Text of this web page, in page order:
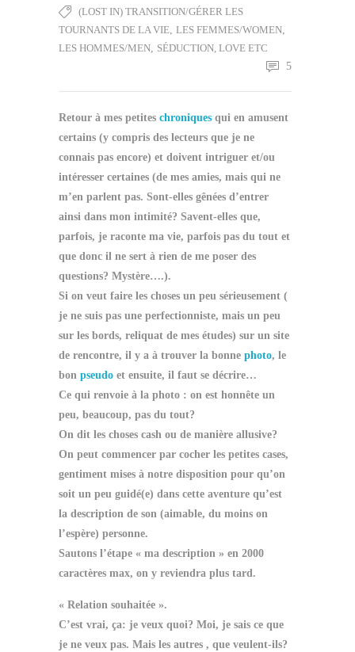
(LOST IN) TRANSITION/GÉRER LES
TOURNANTS DE LA VIE LES FEMMES/WOMEN
LES HOMMES/MEN SÉDUCTION, LOVE ETC
5
Retour à mes petites chroniques qui en amusent
certains (y compris des lecteurs que je ne
connais pas encore) et doivent intriguer et/ou
intéresser certaines (de mes amies, mais qui ne
m’en parlent pas. Sont-elles gênées d’entrer
ainsi dans mon intimité? Savent-elles que,
parfois, je raconte ma vie, parfois pas du tout et
que donc il ne sert à rien de me poser des
questions? Mystère….).
Si on veut faire les choses un peu sérieusement (
je ne suis pas une perfectionniste, mais un peu
sur les bords, reliquat de mes études) sur un site
de rencontre, il y a à trouver la bonne photo, le
bon pseudo et ensuite, il faut se décrire…
Ce qui renvoie à la photo : on est honnête un
peu, beaucoup, pas du tout?
On dit les choses cash ou de manière allusive?
On peut commencer par cocher les petites cases,
gentiment mises à notre disposition pour qu’on
soit un peu guidé(e) dans cette aventure qu’est
la description de son (aimable, du moins on
l’espère) personne.
Sautons l’étape « ma description » en 2000
caractères max, on y reviendra plus tard.
« Relation souhaitée ».
C’est vrai, ça: je veux quoi? Moi, je sais ce que
je ne veux pas. Mais les autres , que veulent-ils?